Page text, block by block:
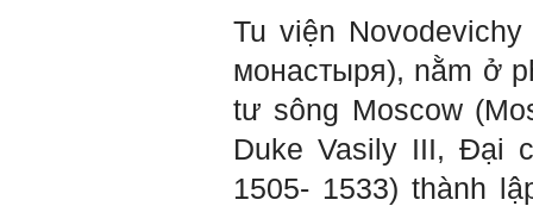
Tu viện Novodevichy
монастыря), nằm ở
tư sông Moscow
Duke Vasily III, Đại
1505- 1533) thành